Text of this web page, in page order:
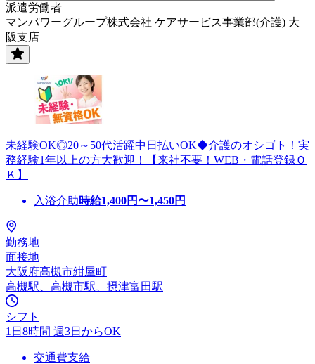
派遣労働者
マンパワーグループ株式会社 ケアサービス事業部(介護) 大
阪支店
未経験OK◎20～50代活躍中日払いOK◆介護のオシゴト！実
務経験1年以上の方大歓迎！【来社不要！WEB・電話登録Ｏ
Ｋ】
入浴介助時給1,400円〜1,450円
勤務地
面接地
大阪府高槻市紺屋町
高槻駅、高槻市駅、摂津富田駅
シフト
1日8時間 週3日からOK
交通費支給